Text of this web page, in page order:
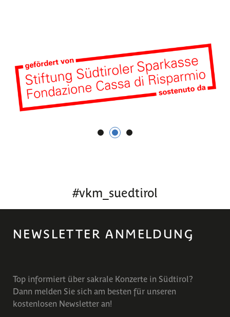
1 2 3
#vkm_suedtirol
NEWSLETTER ANMELDUNG
Top informiert über sakrale Konzerte in Südtirol?
Dann melden Sie sich am besten für unseren
kostenlosen Newsletter an!